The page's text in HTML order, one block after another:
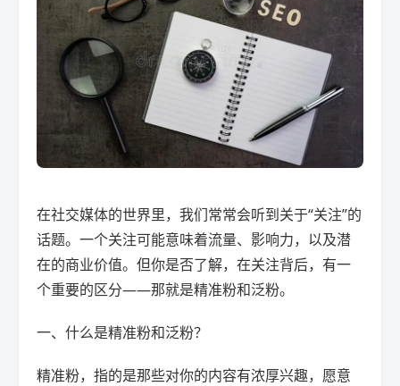
在社交媒体的世界里，我们常常会听到关于“关注”的
话题。一个关注可能意味着流量、影响力，以及潜
在的商业价值。但你是否了解，在关注背后，有一
个重要的区分——那就是精准粉和泛粉。
一、什么是精准粉和泛粉？
精准粉，指的是那些对你的内容有浓厚兴趣，愿意